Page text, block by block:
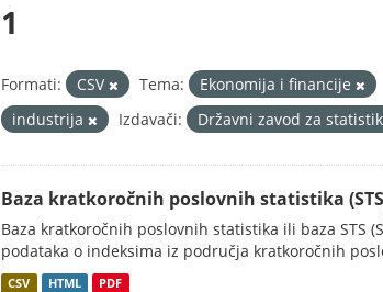
1
Formati: CSV Tema: Ekonomija i financije
industrija
Izdavači: Državni zavod za
Baza kratkoročnih poslovnih statistika
Baza kratkoročnih poslovnih statistika ili baza STS
podataka o indeksima iz područja kratkoročnih
CSV HTML PDF